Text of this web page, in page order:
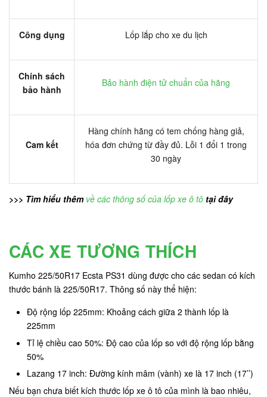
Công dụng Lốp lắp cho xe du lịch
Chính sách
bảo hành
Bảo hành điện tử chuẩn của hãng
Cam kết
Hàng chính hãng có tem chống hàng giả,
hóa đơn chứng từ đầy đủ. Lỗi 1 đổi 1 trong
30 ngày
>>> Tìm hiểu thêm về các thông số của lốp xe ô tô tại đây
CÁC XE TƯƠNG THÍCH
Kumho 225/50R17 Ecsta PS31 dùng được cho các sedan có kích
thước bánh là 225/50R17. Thông số này thể hiện:
Độ rộng lốp 225mm: Khoảng cách giữa 2 thành lốp là
225mm
Tỉ lệ chiều cao 50%: Độ cao của lốp so với độ rộng lốp bằng
50%
Lazang 17 inch: Đường kính mâm (vành) xe là 17 inch (17’’)
Nếu bạn chưa biết kích thước lốp xe ô tô của mình là bao nhiêu,